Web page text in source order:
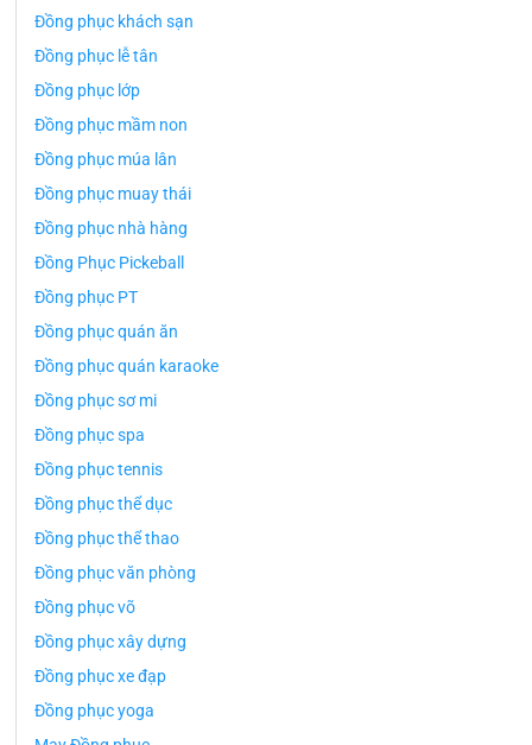
Đồng phục khách sạn
Đồng phục lễ tân
Đồng phục lớp
Đồng phục mầm non
Đồng phục múa lân
Đồng phục muay thái
Đồng phục nhà hàng
Đồng Phục Pickeball
Đồng phục PT
Đồng phục quán ăn
Đồng phục quán karaoke
Đồng phục sơ mi
Đồng phục spa
Đồng phục tennis
Đồng phục thể dục
Đồng phục thể thao
Đồng phục văn phòng
Đồng phục võ
Đồng phục xây dựng
Đồng phục xe đạp
Đồng phục yoga